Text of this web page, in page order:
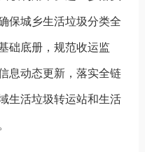
保城乡生活垃圾分类全
础底册，规范收运监
息动态更新，落实全链
生活垃圾转运站和生活